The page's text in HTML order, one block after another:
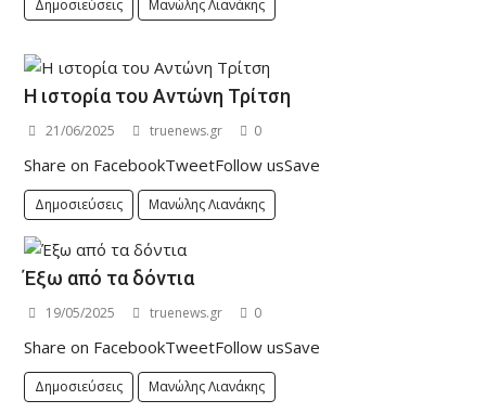
Δημοσιεύσεις Μανώλης Λιανάκης
Η ιστορία του Αντώνη Τρίτση
21/06/2025 truenews.gr 0
Share on FacebookTweetFollow usSave
Δημοσιεύσεις Μανώλης Λιανάκης
Έξω από τα δόντια
19/05/2025 truenews.gr 0
Share on FacebookTweetFollow usSave
Δημοσιεύσεις Μανώλης Λιανάκης